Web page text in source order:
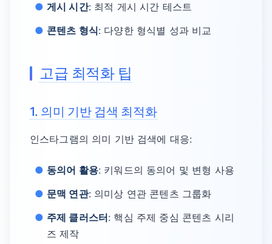
게시 시간: 최적 게시 시간 테스트
콘텐츠 형식: 다양한 형식별 성과 비교
고급 최적화 팁
1. 의미 기반 검색 최적화
인스타그램의 의미 기반 검색에 대응:
동의어 활용: 키워드의 동의어 및 변형 사용
문맥 연관: 의미상 연관 콘텐츠 그룹화
주제 클러스터: 핵심 주제 중심 콘텐츠 시리
즈 제작